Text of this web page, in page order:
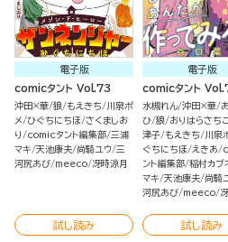
電子版
comicタント Vol.73
沖田×華 狼 もえきち
川泉ポ
メ ひぐちにちほ さくましお
り
comicタント編集部 三浦
マキ 天池康夫 尚騎ユウ 三
河尻あび meeco 冴時涼月
試し読み
電子版
comicタント
水槻れん 沖田×華
ひ 狼 おりはらさちこ
津子 もえきち 川泉
ぐちにちほ
えきあ
ント編集部 稲村カブ
マキ 天池康夫 尚騎
河尻あび meeco
試し読み